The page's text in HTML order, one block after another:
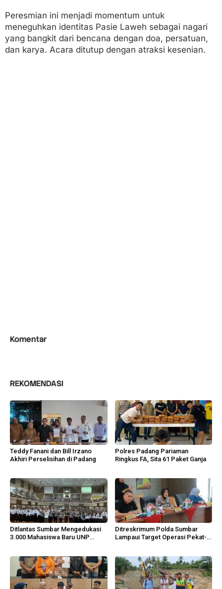
Peresmian ini menjadi momentum untuk
meneguhkan identitas Pasie Laweh sebagai nagari
yang bangkit dari bencana dengan doa, persatuan,
dan karya. Acara ditutup dengan atraksi kesenian.
Komentar
REKOMENDASI
Teddy Fanani dan Bill Irzano
Akhiri Perselisihan di Padang
Polres Padang Pariaman
Ringkus FA, Sita 61 Paket Ganja
Ditlantas Sumbar Mengedukasi
3.000 Mahasiswa Baru UNP
Ditreskrimum Polda Sumbar
Lampaui Target Operasi Pekat-